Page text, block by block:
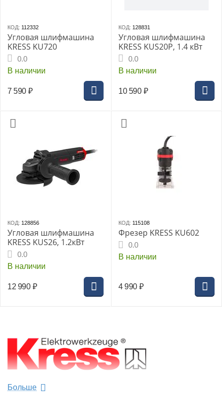
Больше
КОД: 112332
Угловая шлифмашина
KRESS KU720
0.0
В наличии
7 590 ₽
КОД: 128831
Угловая шлифмашина
KRESS KUS20P, 1.4 кВт
0.0
В наличии
10 590 ₽
КОД: 128856
Угловая шлифмашина
KRESS KUS26, 1.2кВт
0.0
В наличии
12 990 ₽
КОД: 115108
Фрезер KRESS KU602
0.0
В наличии
4 990 ₽